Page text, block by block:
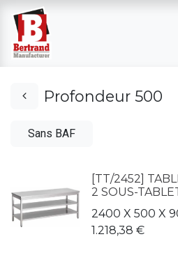
Profondeur 500
Sans BAF
[TT/2452]
2 SOUS-
2400 X 500 X
1.218,38 €